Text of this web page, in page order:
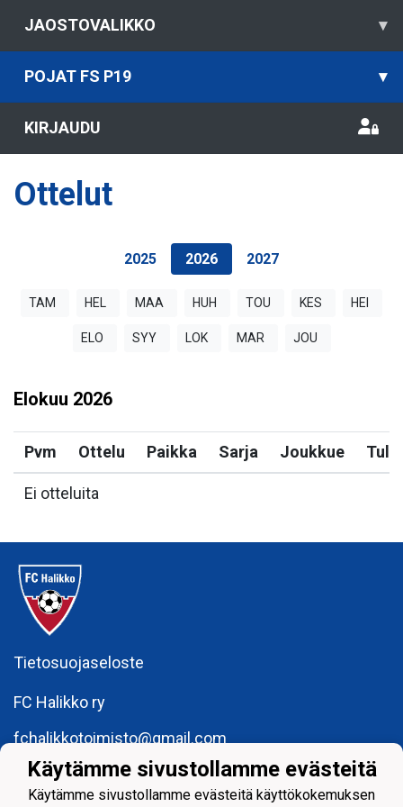
JAOSTOVALIKKO ▾
POJAT FS P19 ▾
KIRJAUDU
Ottelut
2025 2026 2027
TAM HEL MAA HUH TOU KES HEI
ELO SYY LOK MAR JOU
Elokuu 2026
Pvm Ottelu Paikka Sarja Joukkue
Ei otteluita
Tietosuojaseloste
FC Halikko ry
fchalikkotoimisto@gmail.com
y-tunnus: 1755429 - 6
Käytämme sivustollamme evästeitä
Käytämme sivustollamme evästeitä käyttökokemuksen